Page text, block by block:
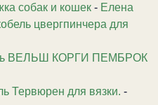
собак и кошек - Елена
цвергпинчера для
ВЕЛЬШ КОРГИ ПЕМБРОК
Тервюрен для вязки. -